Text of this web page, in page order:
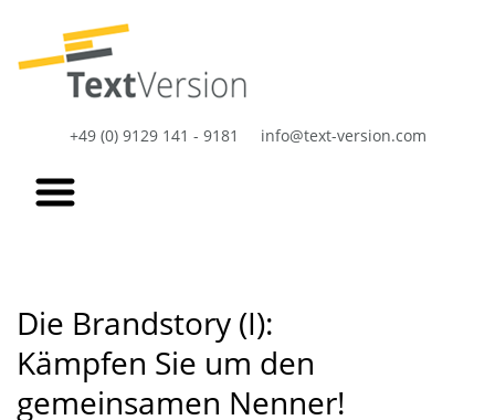
+49 (0) 9129 141 - 9181 info@text-version.com
Die Brandstory (I):
Kämpfen Sie um den
gemeinsamen Nenner!